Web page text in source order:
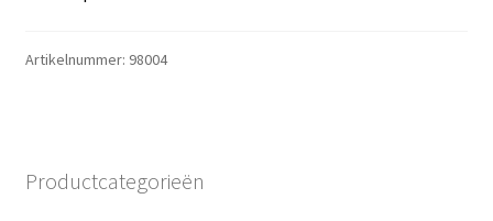
Artikelnummer: 98004
Productcategorieën